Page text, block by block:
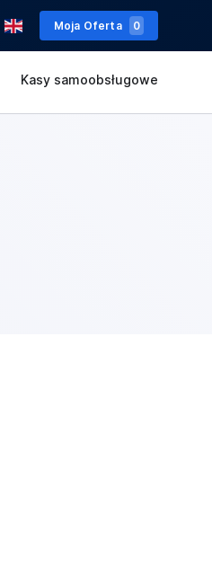
Moja Oferta 0
Kasy samoobsługowe